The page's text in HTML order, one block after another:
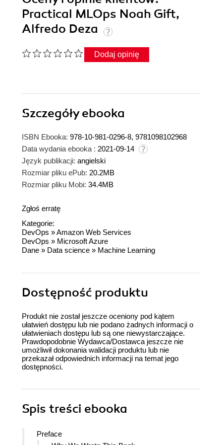
Practical MLOps Noah Gift,
Alfredo Deza
Dodaj opinię
Szczegółyebooka
ISBN Ebooka: 978-10-981-0296-8, 9781098102968
Data wydania ebooka : 2021-09-14
Język publikacji: angielski
Rozmiar pliku ePub: 20.2MB
Rozmiar pliku Mobi: 34.4MB
Zgłoś erratę
Kategorie:
DevOps »Amazon Web Services
DevOps » Microsoft Azure
Dane » Data science » Machine Learning
Dostępność produktu
Produkt nie został jeszcze oceniony pod kątem
ułatwień dostępu lub nie podano żadnych informacji o
ułatwieniach dostępu lub są one niewystarczające.
Prawdopodobnie Wydawca/Dostawca jeszcze nie
umożliwił dokonania walidacji produktu lub nie
przekazał odpowiednich informacji na temat jego
dostępności.
Spis treści ebooka
Preface